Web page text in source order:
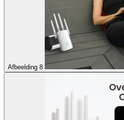
Afbeelding 8